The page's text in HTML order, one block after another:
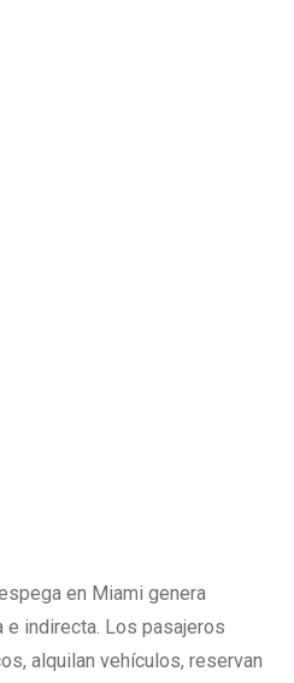
en Miami genera
indirecta. Los pasajeros
alquilan vehículos, reservan